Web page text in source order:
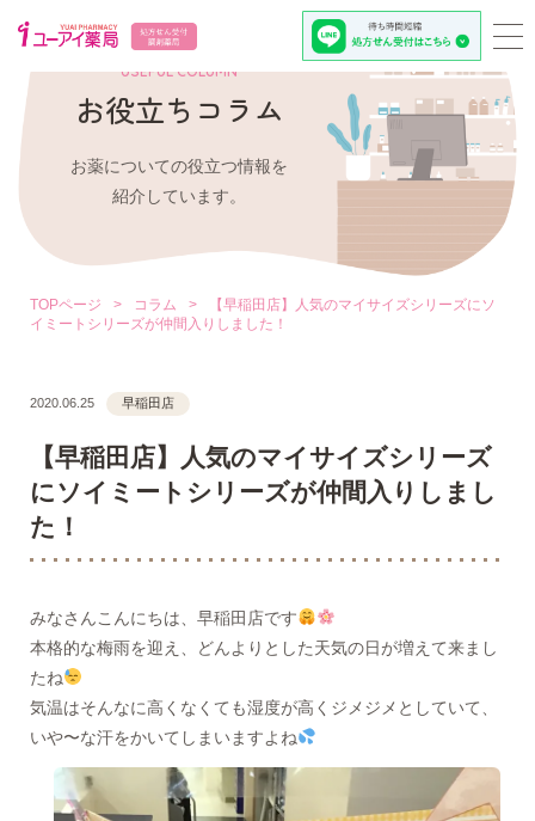
USEFUL COLUMN
お役立ちコラム
お薬についての役立つ情報を
紹介しています。
TOPページ > コラム >
【早稲田店】人気のマイサイズシリーズにソ
イミートシリーズが仲間入りしました！
2020.06.25 早稲田店
【早稲田店】人気のマイサイズシリーズ
にソイミートシリーズが仲間入りしまし
た！
みなさんこんにちは、早稲田店です
本格的な梅雨を迎え、どんよりとした天気の日が増えて来まし
たね
気温はそんなに高くなくても湿度が高くジメジメとしていて、
いや〜な汗をかいてしまいますよね